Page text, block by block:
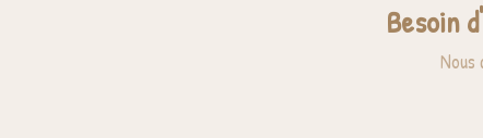
Besoin